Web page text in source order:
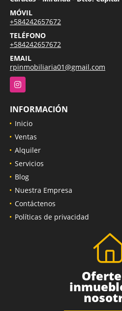
MÓVIL
+584242657672
TELÉFONO
+584242657672
EMAIL
rpinmobiliaria01@gmail.com
Instagram
INFORMACIÓN
Inicio
Ventas
Alquiler
Servicios
Blog
Nuestra Empresa
Contáctenos
Políticas de privacidad